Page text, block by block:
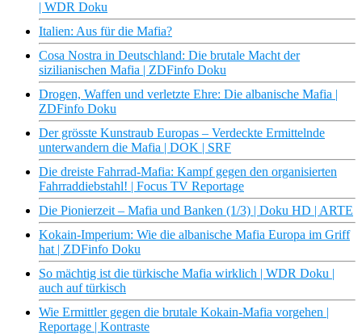
| WDR Doku
Italien: Aus für die Mafia?
Cosa Nostra in Deutschland: Die brutale Macht der
sizilianischen Mafia | ZDFinfo Doku
Drogen, Waffen und verletzte Ehre: Die albanische Mafia |
ZDFinfo Doku
Der grösste Kunstraub Europas – Verdeckte Ermittelnde
unterwandern die Mafia | DOK | SRF
Die dreiste Fahrrad-Mafia: Kampf gegen den organisierten
Fahrraddiebstahl! | Focus TV Reportage
Die Pionierzeit – Mafia und Banken (1/3) | Doku HD | ARTE
Kokain-Imperium: Wie die albanische Mafia Europa im Griff
hat | ZDFinfo Doku
So mächtig ist die türkische Mafia wirklich | WDR Doku |
auch auf türkisch
Wie Ermittler gegen die brutale Kokain-Mafia vorgehen |
Reportage | Kontraste